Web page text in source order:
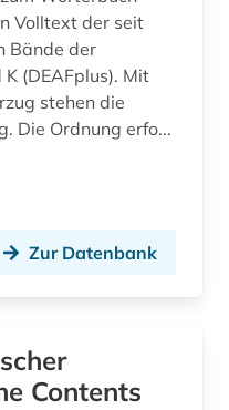
Volltext der seit
Bände der
K (DEAFplus). Mit
stehen die
Die Ordnung erfo...
Zur Datenbank
Contents